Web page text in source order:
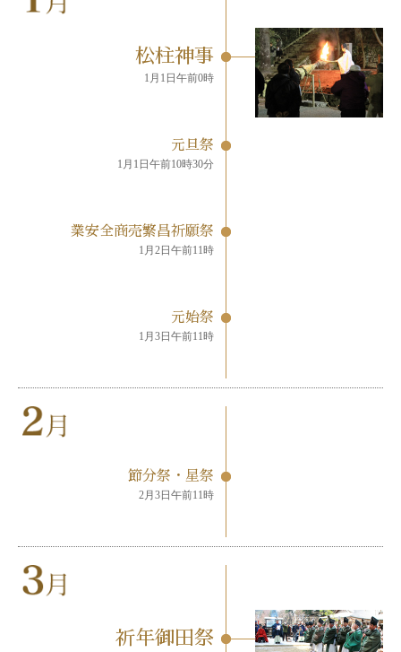
松柱神事
1月1日午前0時
元旦祭
1月1日午前10時30分
業安全商売繁昌祈願祭
1月2日午前11時
元始祭
1月3日午前11時
節分祭・星祭
2月3日午前11時
祈年御田祭